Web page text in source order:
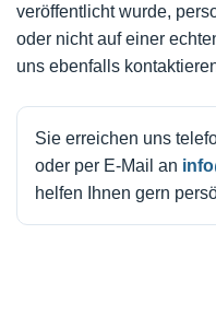
veröffentlicht wurde,
oder nicht auf einer
uns ebenfalls
Sie erreichen uns
oder per E-Mail an
helfen Ihnen gern